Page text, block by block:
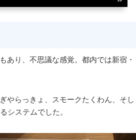
あり、不思議な感覚。都内では新宿・
やらっきょ、スモークたくわん、そし
システムでした。